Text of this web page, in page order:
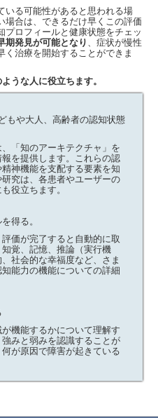
いる可能性があると思われる場
場合は、できるだけ早くこの評価
プロフィールと健康状態をチェッ
期発見が可能となり 、症状が慢性
く治療を開始することができま
うな人に役立ちます。
もや大人、高齢者の認知状態
「知のアーキテクチャ」を
を提供します。これらの認
神機能を支配する要素を知
究は、各患者やユーザーの
役立ちます。
得る。
価が完了すると自動的に取
覚、記憶、推論（実行機
社会的な幸福度など、さま
能力の機能についての詳細
機能するかについて理解す
みと弱みを認識することが
が原因で障害が起きている